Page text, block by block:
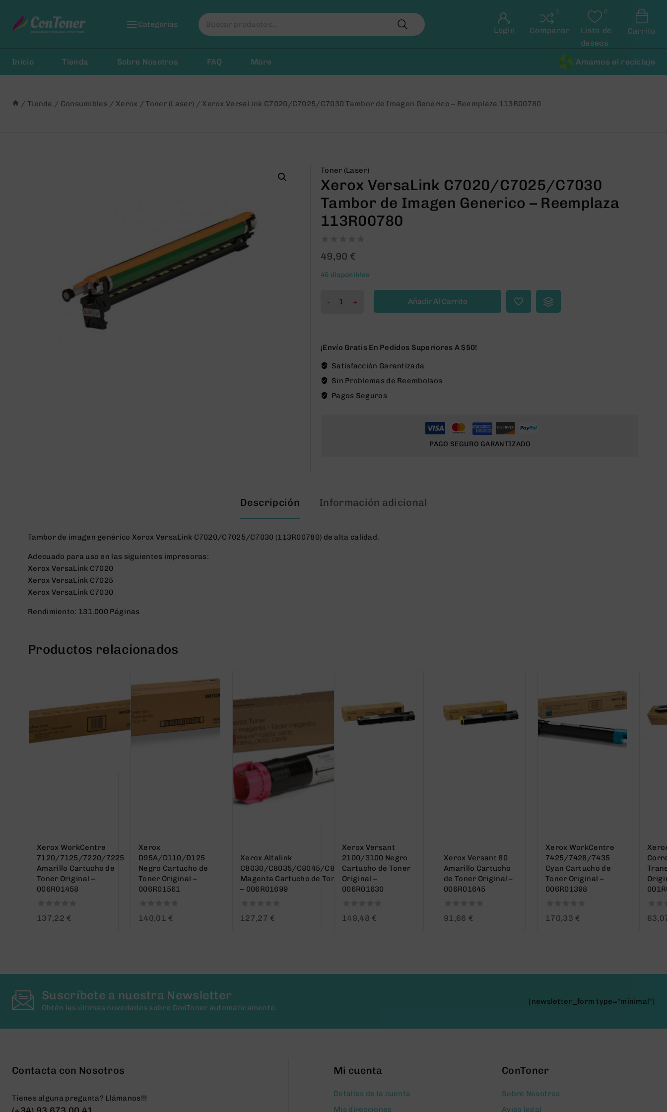
Contenido
Categorias
Buscar
por:
Login Comparar
Lista de
deseos
Carrito
Inicio Tienda Sobre Nosotros FAQ More Amamos el reciclaje
/ Tienda / Consumibles / Xerox / Toner (Laser) / Xerox VersaLink C7020/C7025/C7030 Tambor de Imagen Generico – Reemplaza 113R00780
Toner (Laser)
Xerox VersaLink C7020/C7025/C7030
Tambor de Imagen Generico – Reemplaza
113R00780
0
out
of
5
49,90 €
45 disponibles
de
Generico
-
Reemplaza
Añadir Al Carrito
¡Envío Gratis En Pedidos Superiores A $50!
Satisfacción Garantizada
Sin Problemas de Reembolsos
Pagos Seguros
PAGO SEGURO GARANTIZADO
Descripción Información adicional
Tambor de imagen genérico Xerox VersaLink C7020/C7025/C7030 (113R00780) de alta calidad.
Adecuado para uso en las siguientes impresoras:
Xerox VersaLink C7020
Xerox VersaLink C7025
Xerox VersaLink C7030
Rendimiento: 131.000 Páginas
Productos relacionados
Xerox WorkCentre
7120/7125/7220/7225
Amarillo Cartucho de
Toner Original –
006R01458
0137,22 €
Xerox
D95A/D110/D125
Negro Cartucho de
Toner Original –
006R01561
0140,01 €
Xerox Altalink
C8030/C8035/C8045/C8055/C8070
Magenta Cartucho de Toner Original
– 006R01699
0127,27 €
Xerox Versant
2100/3100 Negro
Cartucho de Toner
Original –
006R01630
0149,48 €
Xerox Versant 80
Amarillo Cartucho
de Toner Original –
006R01645
0
91,66 €
Xerox WorkCentre
7425/7428/7435
Cyan Cartucho de
Toner Original –
006R01398
0170,33 €
0
Suscríbete a nuestra Newsletter
Obtén las últimas novedades sobre ConToner automáticamente.
[newsletter_form type="minimal"]
Contacta con Nosotros
Tienes alguna pregunta? Llámanos!!!
Mi cuenta
Detalles de la cuenta
Mis direcciones
ConToner
Sobre Nosotros
Aviso legal